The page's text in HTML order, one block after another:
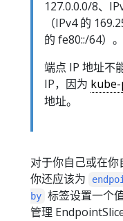
127.0.0.0/8、
（IPv4 的
的 fe80::/64）。
端点 IP 地址不
IP，因为
地址。
对于你自己或在你
你还应该为
by 标签设置一个
管理